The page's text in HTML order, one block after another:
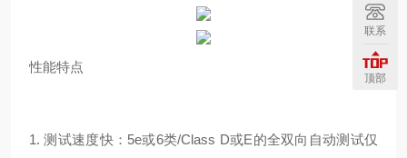
性能特点
1. 测试速度快：5e或6类/Class D或E的全双向自动测试仅
联系
顶部